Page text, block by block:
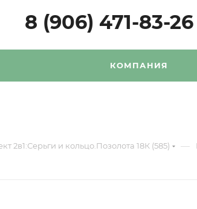
8 (906) 471-83-26
КОМПАНИЯ
2в1:Серьги и кольцо.Позолота 18К (585) —